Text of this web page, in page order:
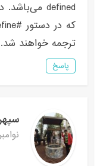
ترجمه خواهند شد.
پاسخ
نوامبر 2, 2018 در 6:25 ب.ظ